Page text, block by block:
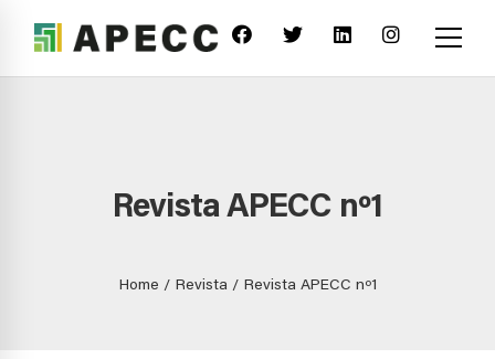
Revista APECC nº1
Home Revista Revista APECC nº1